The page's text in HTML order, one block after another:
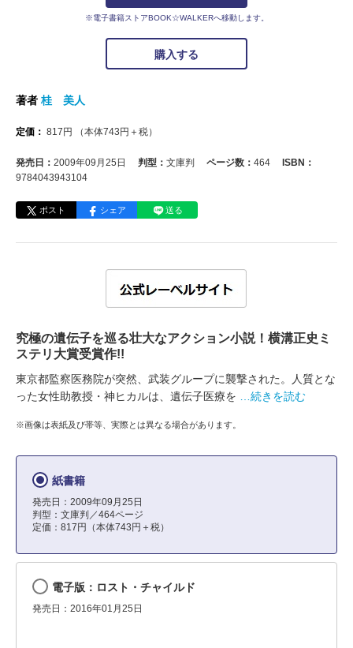
※電子書籍ストアBOOK☆WALKERへ移動します。
購入する
著者 桂 美人
定価： 817 円 （本体743 円＋税）
発売日： 2009年09月25日 判型： 文庫判 ページ数： 464
ISBN：
9784043943104
ポスト シェア 送る
究極の遺伝子を巡る壮大なアクション小説！横溝正史ミ
ステリ大賞受賞作!!
東京都監察医務院が突然、武装グループに襲撃された。人質とな
った女性助教授・神ヒカルは、遺伝子医療を
…続きを読む
※画像は表紙及び帯等、実際とは異なる場合があります。
紙書籍
発売日：2009年09月25日
判型：文庫判／464ページ
定価：817円（本体743円＋税）
電子版：ロスト・チャイルド
発売日：2016年01月25日